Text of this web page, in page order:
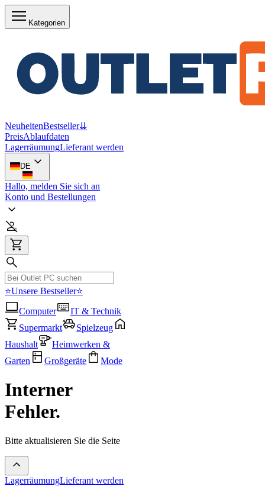
Kategorien
NeuheitenBestseller⇊
PreisAblaufdaten
LagerräumungLieferant werden
DE
Hallo, melden Sie sich an
Konto und Bestellungen
⭐Unsere Bestseller⭐
Computer
IT & Technik
Supermarkt
Spielzeug
Haushalt
Heimwerken &
Garten
Großgeräte Mode
Interner
Fehler.
Bitte aktualisieren Sie die Seite
LagerräumungLieferant werden